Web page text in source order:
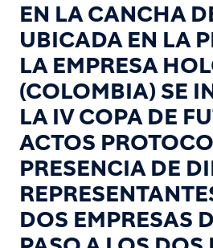
EN LA CANCHA
UBICADA EN LA
LA EMPRESA
(COLOMBIA) SE
LA IV COPA DE
ACTOS
PRESENCIA DE
DOS EMPRESAS